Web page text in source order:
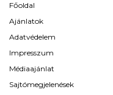
Főoldal
Ajánlatok
Adatvédelem
Impresszum
Médiaajánlat
Sajtómegjelenések